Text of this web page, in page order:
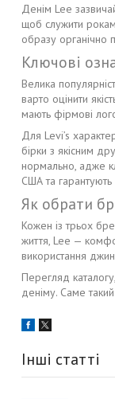
Денім Lee
щоб служити
образу органічно
Ключові
Велика
варто оцінити
мають фірмові
Для Levi’s
бірки з якісним
нормально, адже
США та гарантують
Як обрати
Кожен із трьох
життя, Lee —
використання
Перегляд
деніму. Саме
Інші статті